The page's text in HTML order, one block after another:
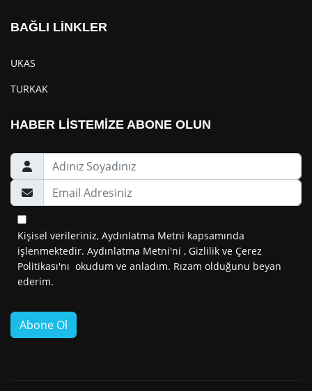
BAĞLI LİNKLER
UKAS
TURKAK
HABER LİSTEMİZE ABONE OLUN
Kişisel verileriniz, Aydınlatma Metni kapsamında
işlenmektedir. Aydınlatma Metni'ni , Gizlilik ve Çerez
Politikası'nı okudum ve anladım. Rızam olduğunu beyan
ederim.
Abone Ol